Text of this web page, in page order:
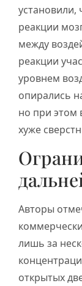
установили,
реакции
между
реакции
уровнем
опирались
но при этом
хуже
Авторы
лишь за
открытых